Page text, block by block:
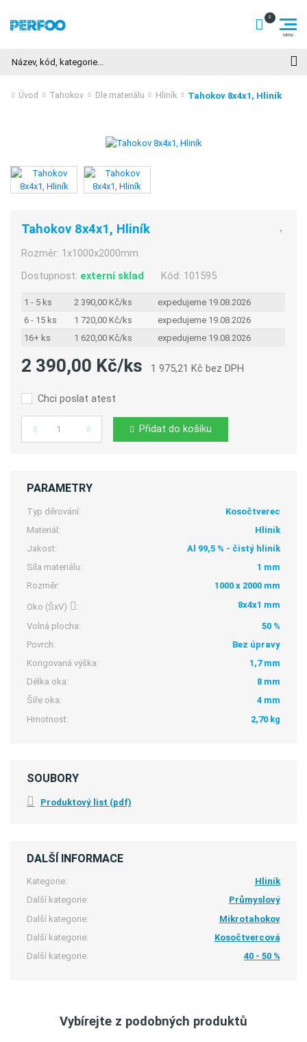
Úvod Tahokov Dle materiálu Hliník Tahokov 8x4x1, Hliník
Tahokov 8x4x1, Hliník
Rozměr: 1x1000x2000mm
Dostupnost: externí sklad Kód: 101595
1 - 5 ks 2 390,00 Kč/ks
expedujeme 19.08.2026
6 - 15 ks
1 720,00 Kč/ks
expedujeme 19.08.2026
16+ ks
1 620,00 Kč/ks expedujeme 19.08.2026
2 390,00 Kč/ks 1 975,21 Kč bez DPH
Chci poslat atest
Počet Přidat do košíku
PARAMETRY
Typ děrování:
Kosočtverec
Materiál:
Hliník
Jakost:
Al 99,5 % - čistý hliník
Síla materiálu:
1 mm
Rozměr:
1000 x 2000 mm
Oko (ŠxV) : 8x4x1 mm
Volná plocha:
50 %
Povrch:
Bez úpravy
Korigovaná výška:
1,7 mm
Délka oka:
8 mm
Šíře oka:
4 mm
Hmotnost:
2,70 kg
SOUBORY
Produktový list (pdf)
DALŠÍ INFORMACE
Kategorie:
Hliník
Další kategorie:
Průmyslový
Další kategorie:
Mikrotahokov
Další kategorie:
Kosočtvercová
Další kategorie:
40 - 50 %
Vybírejte z podobných produktů